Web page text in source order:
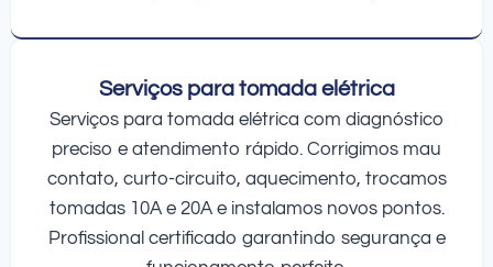
Serviços para tomada elétrica
Serviços para tomada elétrica com diagnóstico
preciso e atendimento rápido. Corrigimos mau
contato, curto-circuito, aquecimento, trocamos
tomadas 10A e 20A e instalamos novos pontos.
Profissional certificado garantindo segurança e